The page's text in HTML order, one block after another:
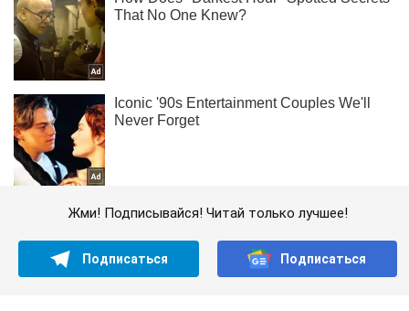
Жми! Подписывайся! Читай только лучшее!
Подписаться Подписаться